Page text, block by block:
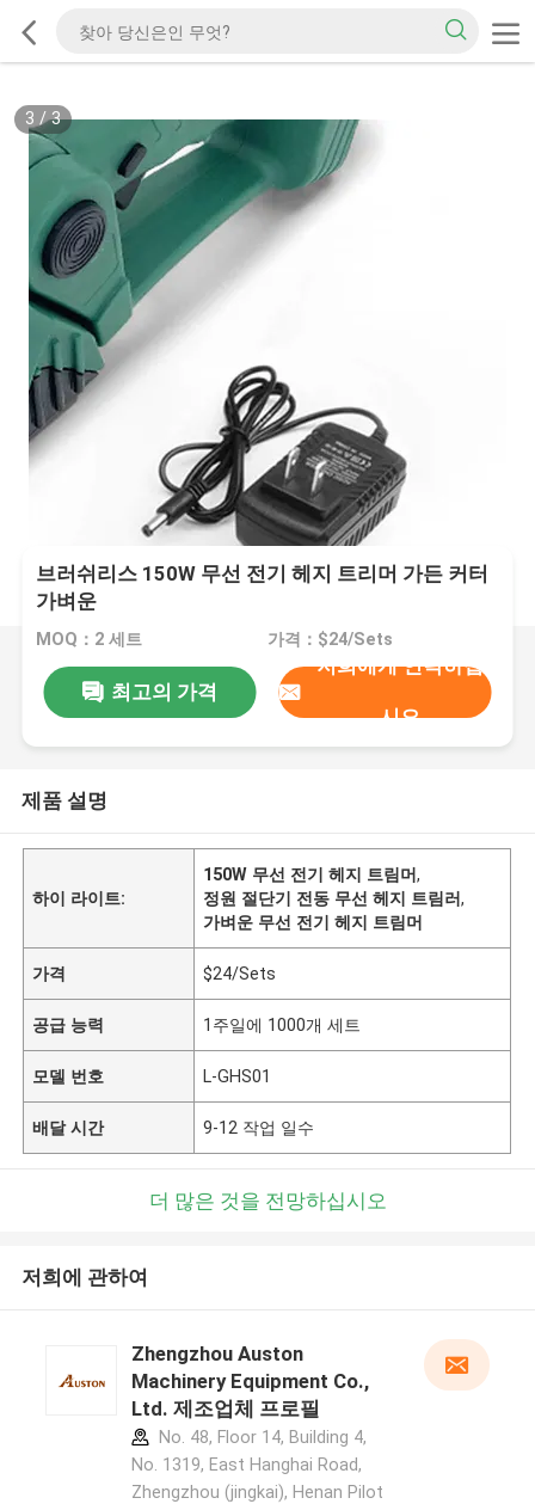
3 /3
브러쉬리스 150W 무선 전기 헤지 트리머 가든 커터
가벼운
MOQ：2 세트 가격：$24/Sets
최고의 가격
저희에게 연락하십
시오
제품 설명
하이 라이트:
150W 무선 전기 헤지 트림머,
정원 절단기 전동 무선 헤지 트림러,
가벼운 무선 전기 헤지 트림머
가격 $24/Sets
공급 능력 1주일에 1000개 세트
모델 번호 L-GHS01
배달 시간 9-12 작업 일수
더 많은 것을 전망하십시오
저희에 관하여
Zhengzhou Auston
Machinery Equipment Co.,
Ltd. 제조업체 프로필
No. 48, Floor 14, Building 4,
No. 1319, East Hanghai Road,
Zhengzhou (jingkai), Henan Pilot